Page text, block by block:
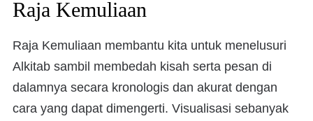
Raja Kemuliaan
Raja Kemuliaan membantu kita untuk menelusuri
Alkitab sambil membedah kisah serta pesan di
dalamnya secara kronologis dan akurat dengan
cara yang dapat dimengerti. Visualisasi sebanyak